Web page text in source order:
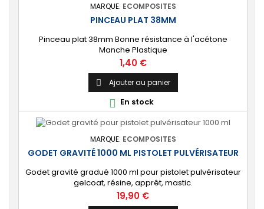
MARQUE: ECOMPOSITES
PINCEAU PLAT 38MM
Pinceau plat 38mm Bonne résistance à l'acétone
Manche Plastique
Prix
1,40 €
 Ajouter au panier
 En stock
MARQUE: ECOMPOSITES
GODET GRAVITÉ 1000 ML PISTOLET PULVÉRISATEUR
Godet gravité gradué 1000 ml pour pistolet pulvérisateur
gelcoat, résine, apprêt, mastic.
Prix
19,90 €